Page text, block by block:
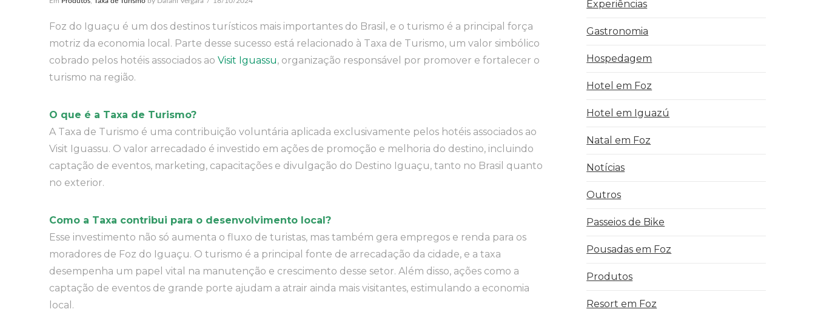
Foz do Iguaçu é um dos destinos turísticos mais importantes do Brasil, e o turismo é a principal força
motriz da economia local. Parte desse sucesso está relacionado à Taxa de Turismo, um valor simbólico
cobrado pelos hotéis associados ao Visit Iguassu, organização responsável por promover e fortalecer o
turismo na região.
O que é a Taxa de Turismo?
A Taxa de Turismo é uma contribuição voluntária aplicada exclusivamente pelos hotéis associados ao
Visit Iguassu. O valor arrecadado é investido em ações de promoção e melhoria do destino, incluindo
captação de eventos, marketing, capacitações e divulgação do Destino Iguaçu, tanto no Brasil quanto
no exterior.
Como a Taxa contribui para o desenvolvimento local?
Esse investimento não só aumenta o fluxo de turistas, mas também gera empregos e renda para os
moradores de Foz do Iguaçu. O turismo é a principal fonte de arrecadação da cidade, e a taxa
desempenha um papel vital na manutenção e crescimento desse setor. Além disso, ações como a
captação de eventos de grande porte ajudam a atrair ainda mais visitantes, estimulando a economia
local.
Experiências
Gastronomia
Hospedagem
Hotel em Foz
Hotel em Iguazú
Natal em Foz
Notícias
Outros
Passeios de Bike
Pousadas em Foz
Produtos
Resort em Foz